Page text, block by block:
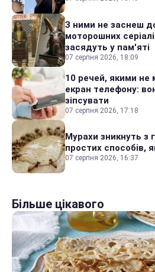
З ними не заснеш
моторошних
засядуть у пам'яті
07 серпня 2026, 18:09
10 речей, якими не
екран телефону:
зіпсувати
07 серпня 2026, 17:18
Мурахи зникнуть з
простих способів,
07 серпня 2026, 16:37
Більше цікавого